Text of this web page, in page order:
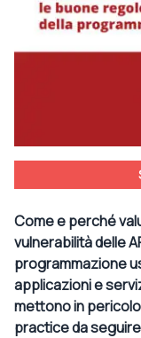
Come e perché
vulnerabilità delle
programmazione
applicazioni e
mettono in pericolo
practice da